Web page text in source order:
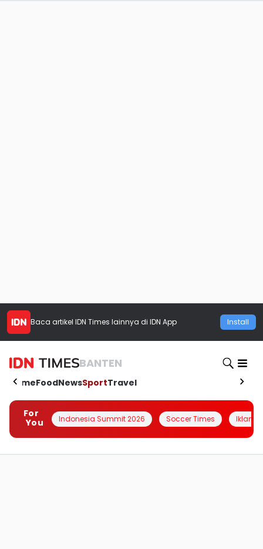
Baca artikel IDN Times lainnya di IDN App Install
BANTEN
HomeFoodNewsSportTravel
For
You
Indonesia Summit 2026 Soccer Times Iklanin